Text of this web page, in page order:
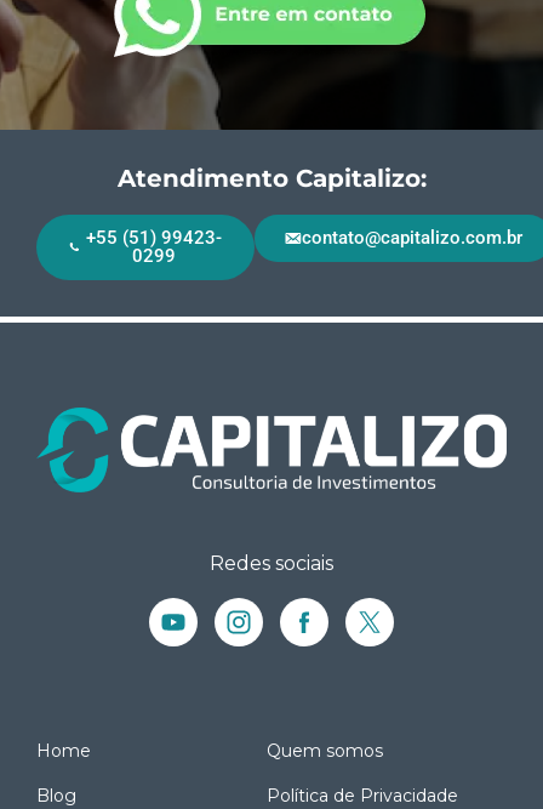
Atendimento Capitalizo:
+55 (51) 99423-
0299
contato@capitalizo.com.br
Redes sociais
Home Quem somos
Blog Política de Privacidade